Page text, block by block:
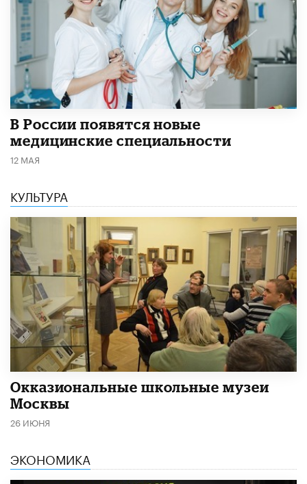
В России появятся новые
медицинские специальности
12 МАЯ
КУЛЬТУРА
​Окказиональные школьные музеи
Москвы
26 ИЮНЯ
ЭКОНОМИКА